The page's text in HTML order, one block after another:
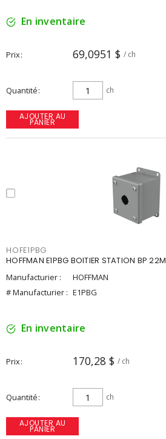
En inventaire
Prix 69,0951 $ / ch
Quantité ch
AJOUTER AU
PANIER
HOFE1PBG
HOFFMAN E1PBG BOITIER STATION BP
Manufacturier :
HOFFMAN
# Manufacturier : E1PBG
En inventaire
Prix 170,28 $ / ch
Quantité ch
AJOUTER AU
PANIER